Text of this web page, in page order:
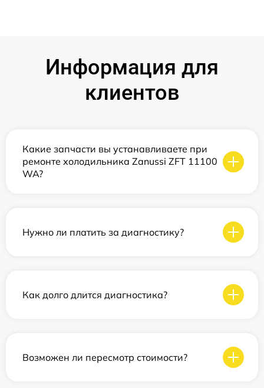
Информация для
клиентов
Какие запчасти вы устанавливаете при
ремонте холодильника Zanussi ZFT 11100
WA?
Нужно ли платить за диагностику?
Как долго длится диагностика?
Возможен ли пересмотр стоимости?